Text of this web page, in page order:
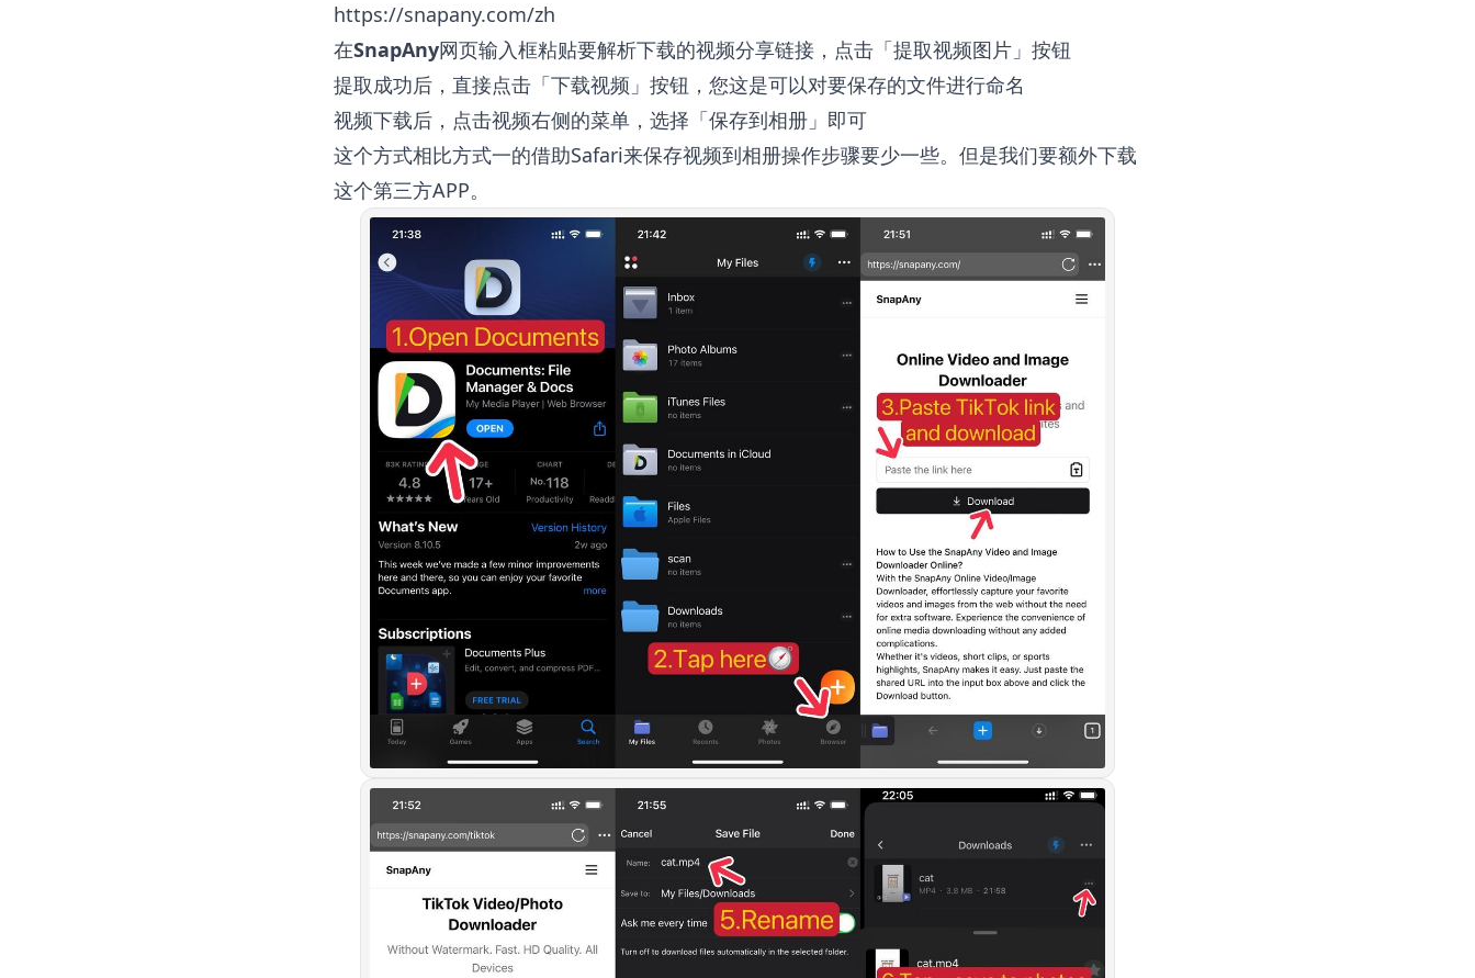
https://snapany.com/zh
在SnapAny网页输入框粘贴要解析下载的视频分享链接，点击「提取视频图片」按钮
提取成功后，直接点击「下载视频」按钮，您这是可以对要保存的文件进行命名
视频下载后，点击视频右侧的菜单，选择「保存到相册」即可
这个方式相比方式一的借助Safari来保存视频到相册操作步骤要少一些。但是我们要额外下载
这个第三方APP。